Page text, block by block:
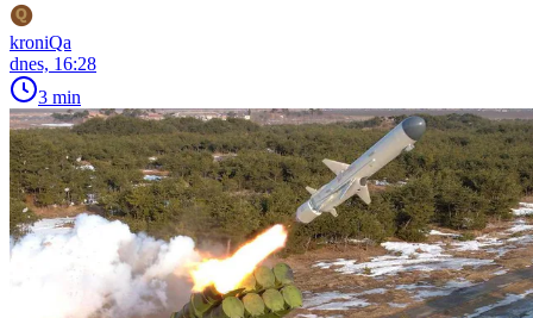
kroniQa
dnes, 16:28
3 min